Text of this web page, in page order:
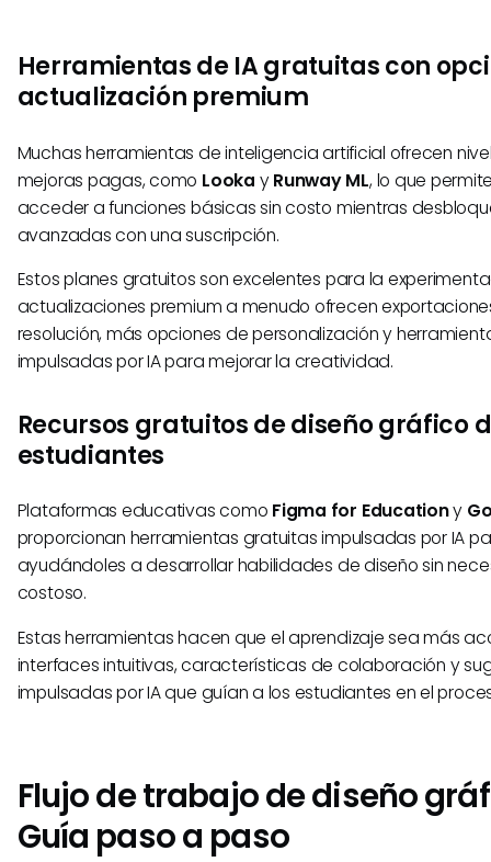
Herramientas de IA gratuitas con
actualización premium
Muchas herramientas de inteligencia artificial ofrecen
mejoras pagas, como Looka yRunway ML, lo que
acceder a funciones básicas sin costo mientras
avanzadas con una suscripción.
Estos planes gratuitos son excelentes para la
actualizaciones premium a menudo ofrecen
resolución, más opciones de personalización y
impulsadas por IA para mejorar la creatividad.
Recursos gratuitos de diseño gráfico
estudiantes
Plataformas educativas como Figma for Educationy
proporcionan herramientas gratuitas impulsadas por IA
ayudándoles a desarrollar habilidades de diseño sin
costoso.
Estas herramientas hacen que el aprendizaje sea más
interfaces intuitivas, características de colaboración y
impulsadas por IA que guían a los estudiantes en el
Flujo de trabajo de diseño
Guía paso a paso